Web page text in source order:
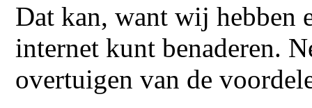
Dat kan, want wij hebben
internet kunt benaderen.
overtuigen van de